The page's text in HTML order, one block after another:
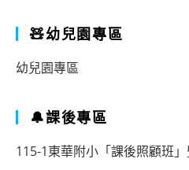
🧸幼兒園專區
幼兒園專區
🔔課後專區
115-1東華附小「課後照顧班